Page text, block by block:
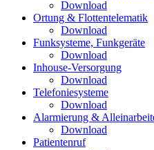
Download
Ortung & Flottentelematik
Download
Funksysteme, Funkgeräte
Download
Inhouse-Versorgung
Download
Telefoniesysteme
Download
Alarmierung &
Download
Patientenruf